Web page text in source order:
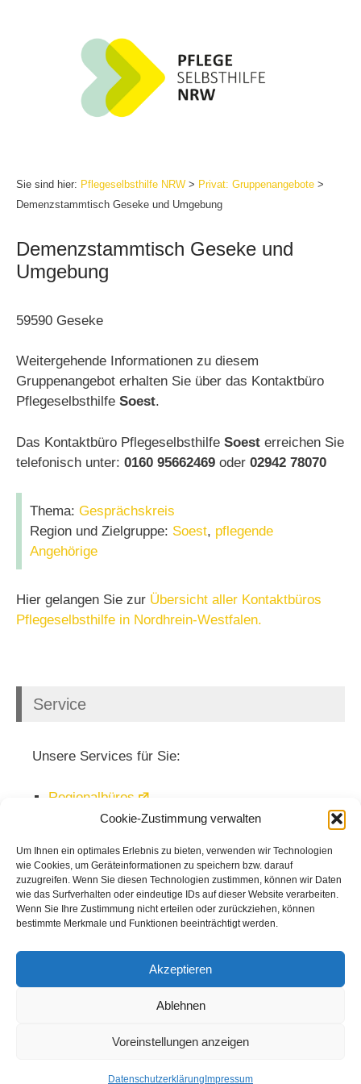
Cookie-Zustimmung verwalten
Um Ihnen ein optimales Erlebnis zu bieten, verwenden wir Technologien
wie Cookies, um Geräteinformationen zu speichern bzw. darauf
zuzugreifen. Wenn Sie diesen Technologien zustimmen, können wir Daten
wie das Surfverhalten oder eindeutige IDs auf dieser Website verarbeiten.
Wenn Sie Ihre Zustimmung nicht erteilen oder zurückziehen, können
bestimmte Merkmale und Funktionen beeinträchtigt werden.
Akzeptieren
Ablehnen
Voreinstellungen anzeigen
Datenschutzerklärung Impressum
Sie sind hier: Pflegeselbsthilfe NRW > Privat: Gruppenangebote >
Demenzstammtisch Geseke und Umgebung
Demenzstammtisch Geseke und
Umgebung
59590 Geseke
Weitergehende Informationen zu diesem
Gruppenangebot erhalten Sie über das Kontaktbüro
Pflegeselbsthilfe Soest.
Das Kontaktbüro Pflegeselbsthilfe Soest erreichen Sie
telefonisch unter: 0160 95662469 oder 02942 78070
Thema: Gesprächskreis
Region und Zielgruppe: Soest, pflegende
Angehörige
Hier gelangen Sie zur Übersicht aller Kontaktbüros
Pflegeselbsthilfe in Nordhrein-Westfalen.
Service
Unsere Services für Sie:
Regionalbüros
Veranstaltungen
Mediathek
Newsletter
|Datenschutz